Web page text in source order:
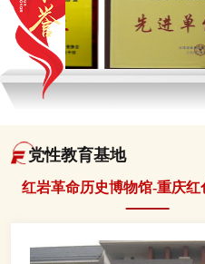
党性教育基地
红岩革命历史博物馆-重庆红